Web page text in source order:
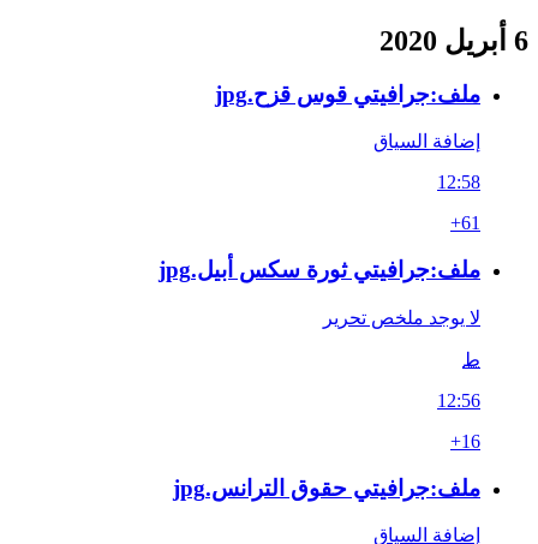
6 أبريل 2020
ملف:جرافيتي قوس قزح.jpg
إضافة السياق
12:58
+61
ملف:جرافيتي ثورة سكس أبيل.jpg
لا يوجد ملخص تحرير
ط
12:56
+16
ملف:جرافيتي حقوق الترانس.jpg
إضافة السياق